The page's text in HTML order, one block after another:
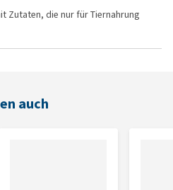
Zutaten, die nur für Tiernahrung
auch